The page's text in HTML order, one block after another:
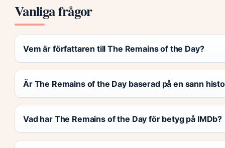
Vanliga frågor
Vem är författaren till The Remains of the Day?
Är The Remains of the Day baserad på en sann
Vad har The Remains of the Day för betyg på IMDb?